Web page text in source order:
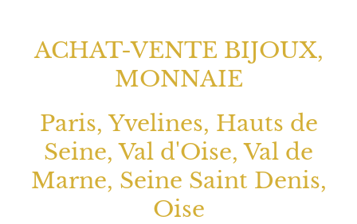
ACHAT-VENTE BIJOUX,
MONNAIE
Paris, Yvelines, Hauts de
Seine, Val d'Oise, Val de
Marne, Seine Saint Denis,
Oise